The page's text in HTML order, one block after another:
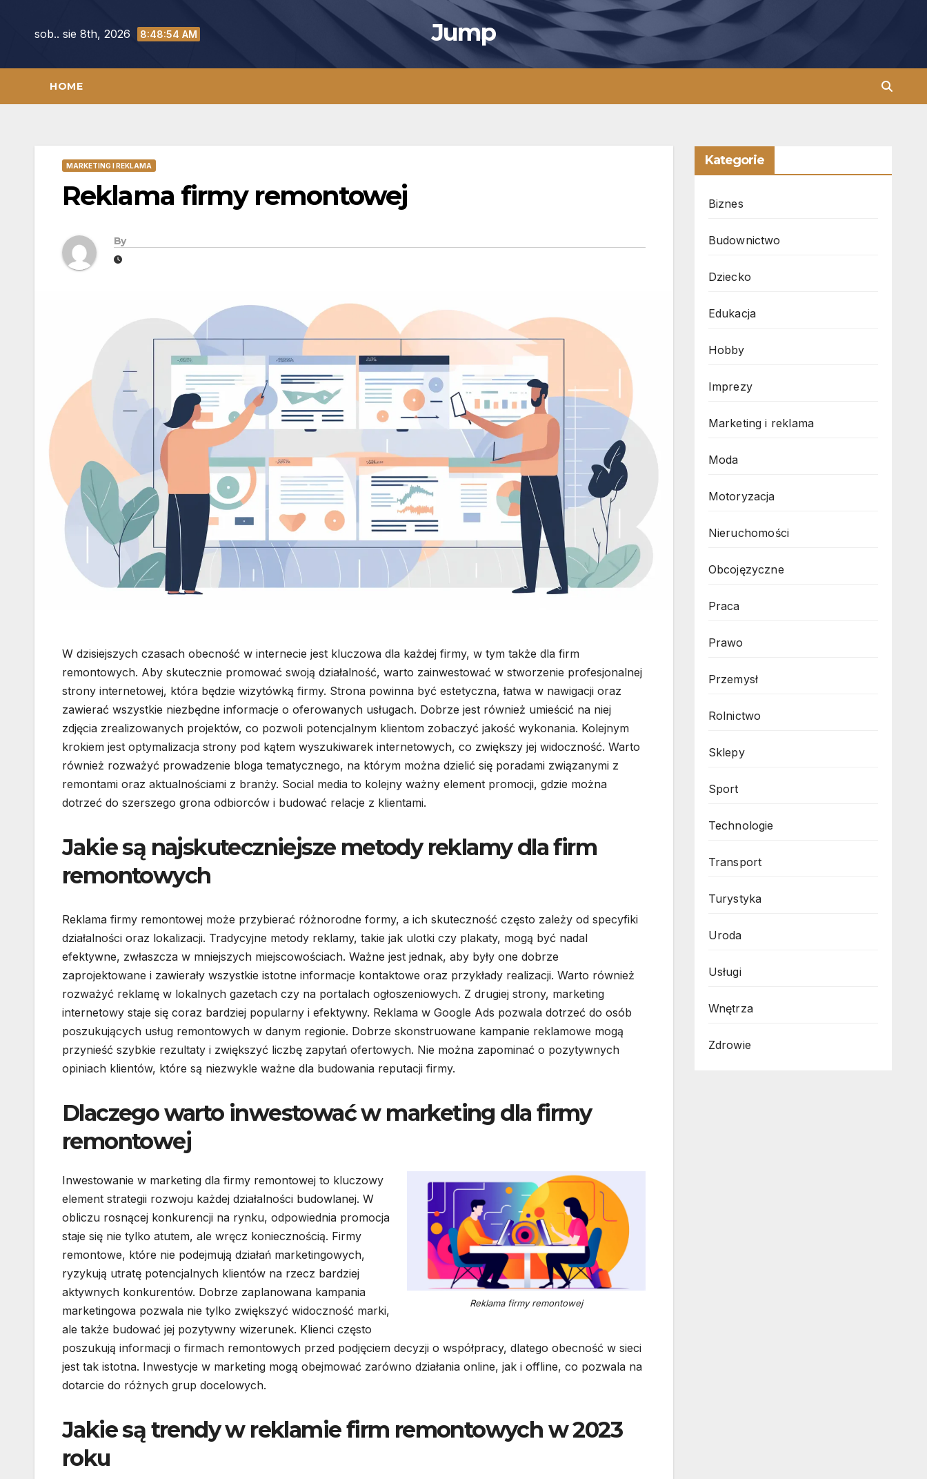
sob.. sie 8th, 2026 8:48:55 AM Jump
HOME
MARKETING I REKLAMA
Reklama firmy remontowej
By
W dzisiejszych czasach obecność w internecie jest kluczowa dla każdej firmy, w tym także dla firm
remontowych. Aby skutecznie promować swoją działalność, warto zainwestować w stworzenie profesjonalnej
strony internetowej, która będzie wizytówką firmy. Strona powinna być estetyczna, łatwa w nawigacji oraz
zawierać wszystkie niezbędne informacje o oferowanych usługach. Dobrze jest również umieścić na niej
zdjęcia zrealizowanych projektów, co pozwoli potencjalnym klientom zobaczyć jakość wykonania. Kolejnym
krokiem jest optymalizacja strony pod kątem wyszukiwarek internetowych, co zwiększy jej widoczność. Warto
również rozważyć prowadzenie bloga tematycznego, na którym można dzielić się poradami związanymi z
remontami oraz aktualnościami z branży. Social media to kolejny ważny element promocji, gdzie można
dotrzeć do szerszego grona odbiorców i budować relacje z klientami.
Jakie są najskuteczniejsze metody reklamy dla firm
remontowych
Reklama firmy remontowej może przybierać różnorodne formy, a ich skuteczność często zależy od specyfiki
działalności oraz lokalizacji. Tradycyjne metody reklamy, takie jak ulotki czy plakaty, mogą być nadal
efektywne, zwłaszcza w mniejszych miejscowościach. Ważne jest jednak, aby były one dobrze
zaprojektowane i zawierały wszystkie istotne informacje kontaktowe oraz przykłady realizacji. Warto również
rozważyć reklamę w lokalnych gazetach czy na portalach ogłoszeniowych. Z drugiej strony, marketing
internetowy staje się coraz bardziej popularny i efektywny. Reklama w Google Ads pozwala dotrzeć do osób
poszukujących usług remontowych w danym regionie. Dobrze skonstruowane kampanie reklamowe mogą
przynieść szybkie rezultaty i zwiększyć liczbę zapytań ofertowych. Nie można zapominać o pozytywnych
opiniach klientów, które są niezwykle ważne dla budowania reputacji firmy.
Dlaczego warto inwestować w marketing dla firmy
remontowej
Reklama firmy remontowej
Inwestowanie w marketing dla firmy remontowej to kluczowy
element strategii rozwoju każdej działalności budowlanej. W
obliczu rosnącej konkurencji na rynku, odpowiednia promocja
staje się nie tylko atutem, ale wręcz koniecznością. Firmy
remontowe, które nie podejmują działań marketingowych,
ryzykują utratę potencjalnych klientów na rzecz bardziej
aktywnych konkurentów. Dobrze zaplanowana kampania
marketingowa pozwala nie tylko zwiększyć widoczność marki,
ale także budować jej pozytywny wizerunek. Klienci często
poszukują informacji o firmach remontowych przed podjęciem decyzji o współpracy, dlatego obecność w sieci
jest tak istotna. Inwestycje w marketing mogą obejmować zarówno działania online, jak i offline, co pozwala na
dotarcie do różnych grup docelowych.
Jakie są trendy w reklamie firm remontowych w 2023
roku
Kategorie
Biznes
Budownictwo
Dziecko
Edukacja
Hobby
Imprezy
Marketing i reklama
Moda
Motoryzacja
Nieruchomości
Obcojęzyczne
Praca
Prawo
Przemysł
Rolnictwo
Sklepy
Sport
Technologie
Transport
Turystyka
Uroda
Usługi
Wnętrza
Zdrowie